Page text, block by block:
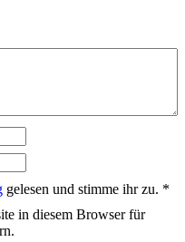
gelesen und stimme ihr zu. *
in diesem Browser für